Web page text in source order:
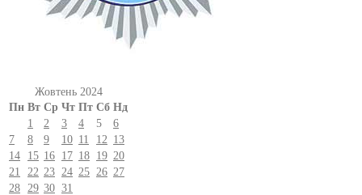
Жовтень 2024
Пн Вт Ср Чт Пт Сб Нд
1
2 3 4 5
6
7
8 9 10 11 12 13
14
15 16 17 18 19 20
21
22 23 24 25 26 27
28
29 30 31